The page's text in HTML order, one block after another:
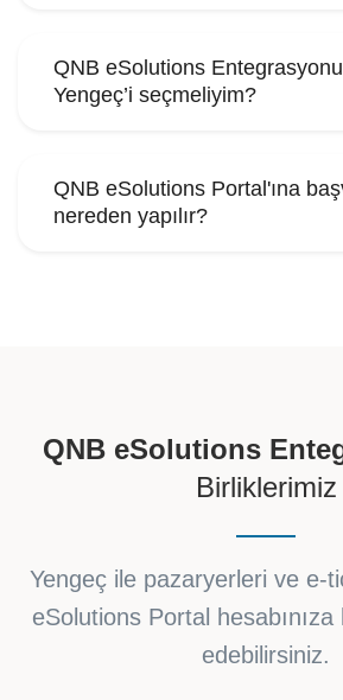
QNB eSolutions
Yengeç’i seçmeliyim?
QNB eSolutions Portal'ına
nereden yapılır?
QNB eSolutions
Birliklerimiz
Yengeç ile pazaryerleri ve e-
eSolutions Portal
edebilirsiniz.